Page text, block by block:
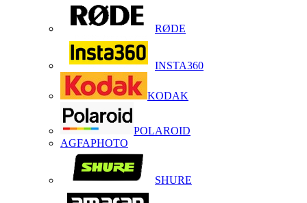
RØDE
INSTA360
KODAK
POLAROID
AGFAPHOTO
SHURE